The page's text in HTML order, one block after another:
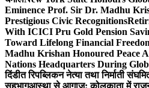
Eminence Prof. Sir Dr. Madhu
Prestigious Civic Recognitions
With ICICI Pru Gold Pension
Toward Lifelong Financial
Madhu Krishan Honoured Peace
Nations Headquarters During
दिंडीत रिपब्लिकन नेत्या तथा निर्माती